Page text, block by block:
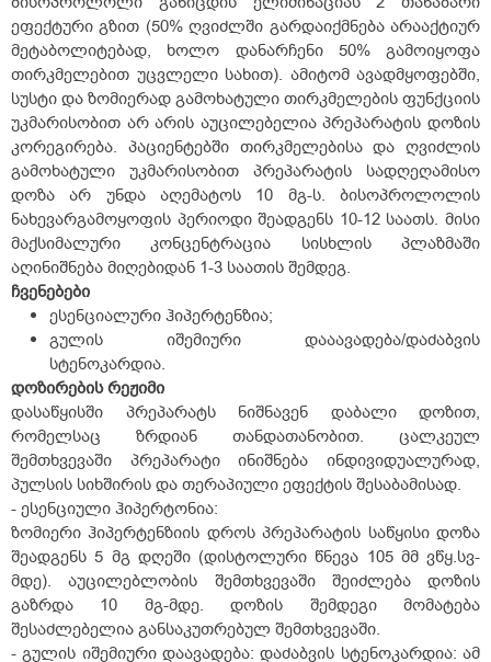
ეფექტური გზით (50% ღვიძლში გარდაიქმნება არააქტიურ
მეტაბოლიტებად, ხოლო დანარჩენი 50% გამოიყოფა
თირკმელებით უცვლელი სახით). ამიტომ ავადმყოფებში,
სუსტი და ზომიერად გამოხატული თირკმელების ფუნქციის
უკმარისობით არ არის აუცილებელია პრეპარატის დოზის
კორეგირება. პაციენტებში თირკმელებისა და ღვიძლის
გამოხატული უკმარისობით პრეპარატის სადღეღამისო
დოზა არ უნდა აღემატოს 10 მგ-ს. ბისოპროლოლის
ნახევარგამოყოფის პერიოდი შეადგენს 10-12 საათს. მისი
მაქსიმალური კონცენტრაცია სისხლის პლაზმაში
აღინიშნება მიღებიდან 1-3 საათის შემდეგ.
ჩვენებები
ესენციალური ჰიპერტენზია;
გულის იშემიური დააავადება/დაძაბვის
სტენოკარდია.
დოზირებისრეჟიმი
დასაწყისში პრეპარატს ნიშნავენ დაბალი დოზით,
რომელსაც ზრდიან თანდათანობით. ცალკეულ
შემთხვევაში პრეპარატი ინიშნება ინდივიდუალურად,
პულსის სიხშირის და თერაპიული ეფექტის შესაბამისად.
- ესენციული ჰიპერტონია:
ზომიერი ჰიპერტენზიის დროს პრეპარატის საწყისი დოზა
შეადგენს 5 მგ დღეში (დისტოლური წნევა 105 მმ ვწყ.სვ-
მდე). აუცილებლობის შემთხვევაში შეიძლება დოზის
გაზრდა 10 მგ-მდე. დოზის შემდეგი მომატება
შესაძლებელია განსაკუთრებულ შემთხვევაში.
- გულის იშემიური დაავადება: დაძაბვის სტენოკარდია: ამ